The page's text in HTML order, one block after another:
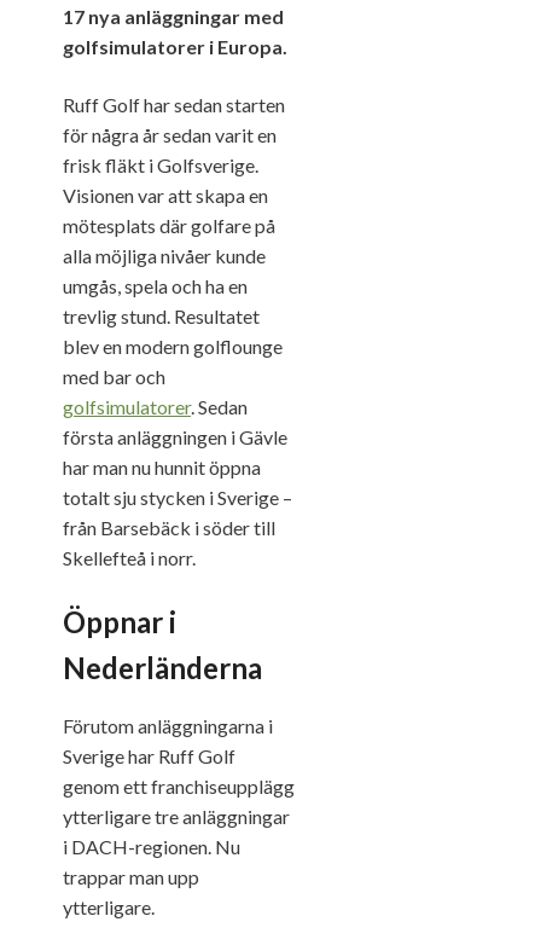
17 nya anläggningar med
golfsimulatorer i Europa.
Ruff Golf har sedan starten
för några år sedan varit en
frisk fläkt i Golfsverige.
Visionen var att skapa en
mötesplats där golfare på
alla möjliga nivåer kunde
umgås, spela och ha en
trevlig stund. Resultatet
blev en modern golflounge
med bar och
golfsimulatorer. Sedan
första anläggningen i Gävle
har man nu hunnit öppna
totalt sju stycken i Sverige –
från Barsebäck i söder till
Skellefteå i norr.
Öppnar i
Nederländerna
Förutom anläggningarna i
Sverige har Ruff Golf
genom ett franchiseupplägg
ytterligare tre anläggningar
i DACH-regionen. Nu
trappar man upp
ytterligare.